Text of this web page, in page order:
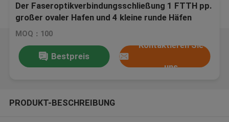
Der Faseroptikverbindungsschließung 1 FTTH pp.
großer ovaler Hafen und 4 kleine runde Häfen
MOQ：100
Bestpreis
Kontaktieren Sie
uns
PRODUKT-BESCHREIBUNG